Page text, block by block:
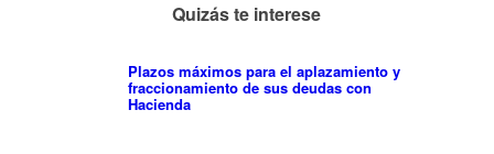
Quizás te interese
Plazos máximos para el aplazamiento y
fraccionamiento de sus deudas con
Hacienda